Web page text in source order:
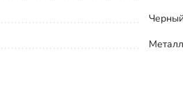
Черный
Металл